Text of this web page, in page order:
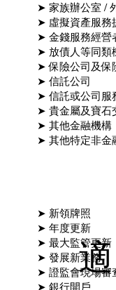
➤ 家族辦公室 /
➤ 虛擬資產服務
➤ 金錢服務經營
➤ 放債人等同類
➤ 保險公司及保
➤ 信託公司
➤ 信託或公司服
➤ 貴金屬及寶石
➤ 其他金融機構
➤ 其他特定非金
➤ 新領牌照
➤ 年度更新
➤ 最大監管更新
➤ 發展新業務
➤ 證監會現場審
➤ 銀行開戶